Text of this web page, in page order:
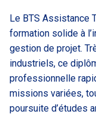
Le BTS Assistance
formation solide à
gestion de projet.
industriels, ce
professionnelle
missions variées,
poursuite d’études